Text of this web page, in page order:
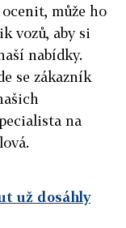
může ho
vozů, aby si
nabídky.
se zákazník
na
už dosáhly